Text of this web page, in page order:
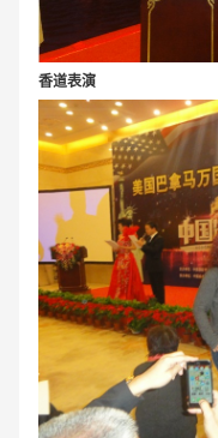
香道表演